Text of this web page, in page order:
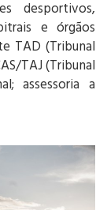
desportivos,
e órgãos
TAD (Tribunal
TAJ (Tribunal
assessoria a